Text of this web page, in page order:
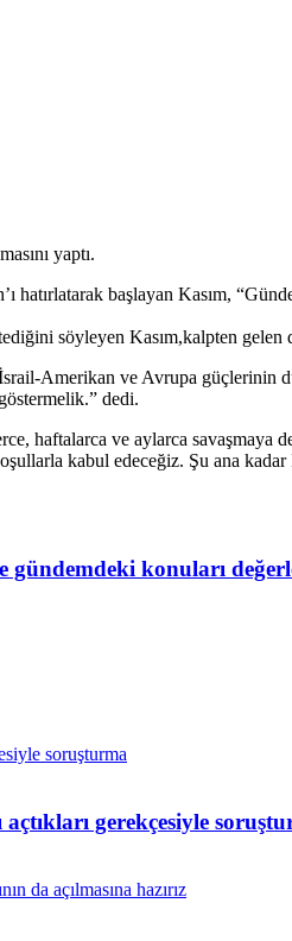
yaptı.
hatırlatarak başlayan Kasım,
söyleyen Kasım,kalpten gelen
Amerikan ve Avrupa
dedi.
ve aylarca savaşmaya
kabul edeceğiz. Şu ana
gündemdeki konuları
gerekçesiyle